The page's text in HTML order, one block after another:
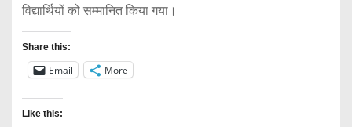
विद्यार्थियों को सम्मानित किया गया।
Share this:
Email More
Like this: